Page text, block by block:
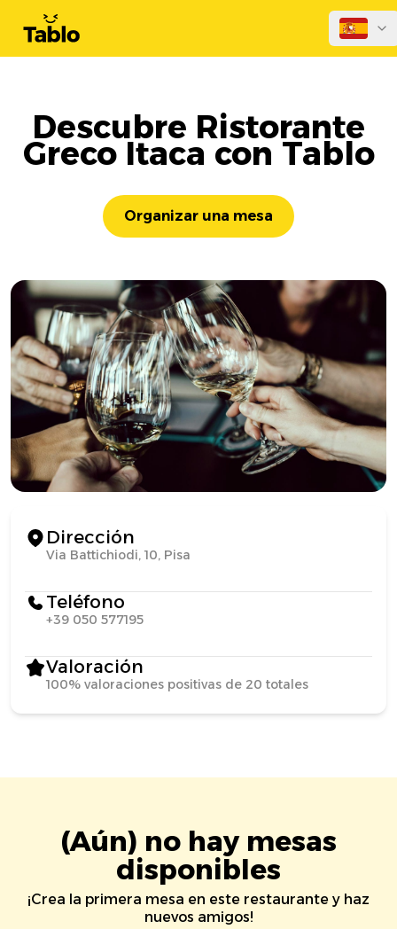
Descubre Ristorante
Greco Itaca con Tablo
Organizar una mesa
Dirección
Via Battichiodi, 10, Pisa
Teléfono
+39 050 577195
Valoración
100% valoraciones positivas de 20 totales
(Aún) no hay mesas
disponibles
¡Crea la primera mesa en este restaurante y haz
nuevos amigos!